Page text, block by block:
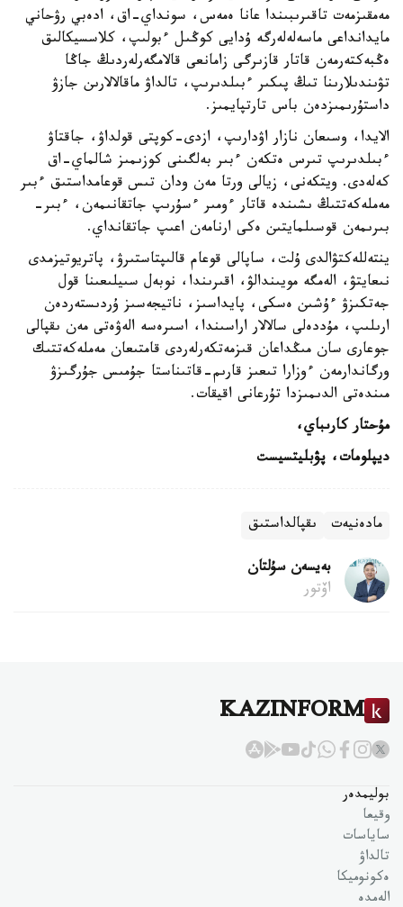
مەمقىزمەت تاقىرىبىندا عانا ەمەس، سونداي-اق، ادەبي رۋحاني
مايدانداعى ماسەلەلەرگە ۇدايى كوڭىل ءبولىپ، كلاسسيكالىق
ەڭبەكتەرمەن قاتار قازىرگى زامانعى قالامگەرلەردىڭ جاڭا
تۋىندىلارىنا تىڭ پىكىر ءبىلدىرىپ، تالداۋ ماقالالارىن جازۋ
داستۇرىمىزدەن باس تارتپايمىز.
الايدا، وسىعان نازار اۋدارىپ، ازدى-كوپتى قولداۋ، جاقتاۋ
ءبىلدىرىپ تىرس ەتكەن ءبىر بەلگىنى كوزىمىز شالماي-اق
كەلەدى. ويتكەنى، زيالى ورتا مەن ودان تىس قوعامداستىق ءبىر
مەملەكەتتىڭ ىشىندە قاتار ءومىر ءسۇرىپ جاتقانىمەن، ءبىر-
بىرىمەن قوسىلمايتىن ەكى ارنامەن اعىپ جاتقانداي.
ينتەللەكتۋالدى ۇلت، ساپالى قوعام قالىپتاستىرۋ، پاتريوتيزمدى
نىعايتۋ، الەمگە مويىندالۋ، اقىرىندا، نوبەل سىيلىعىنا قول
جەتكىزۋ ءۇشىن ەسكى، پايداسىز، ناتيجەسىز ۇردىستەردەن
ارىلىپ، مۇددەلى سالالار اراسىندا، اسىرەسە الەۋەتى مەن ىقپالى
جوعارى سان مىڭداعان قىزمەتكەرلەردى قامتىعان مەملەكەتتىك
ورگاندارمەن ءوزارا تىعىز قارىم-قاتىناستا جۇمىس جۇرگىزۋ
مىندەتى الدىمىزدا تۇرعانى اقيقات.
مۇحتار كارىباي،
ديپلومات، پۋبليتسيست
مادەنيەت ىقپالداستىق
بەيسەن سۇلتان
اۆتور
KAZINFORM
بوليمدەر
وقيعا
ساياسات
تالداۋ
ەكونوميكا
الەمدە